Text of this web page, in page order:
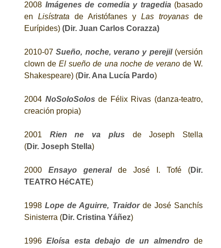
2008 Imágenes de comedia y tragedia (basado
en Lisístrata de Aristófanes y Las troyanas de
Eurípides) (Dir. Juan Carlos Corazza)
2010-07Sueño, noche, verano y perejil (versión
clown deEl sueño de una noche de veranode W.
Shakespeare) (Dir. Ana Lucía Pardo)
2004 NoSoloSolos de Félix Rivas (danza-teatro,
creación propia)
2001 Rien ne va plus
de Joseph Stella
(Dir. Joseph Stella)
2000 Ensayo general de José I. Tofé (Dir.
TEATRO HéCATE)
1998Lope de Aguirre, Traidor de José Sanchís
Sinisterra (Dir. Cristina Yáñez)
1996 Eloísa esta debajo de un almendrode